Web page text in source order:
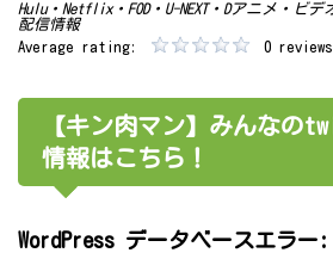
Hulu・Netflix・FOD・U-NEXT・Dアニメ・ビ
配信情報
Average rating:
0 reviews
【キン肉マン】みんなの
情報はこちら！
WordPress データベースエラー: